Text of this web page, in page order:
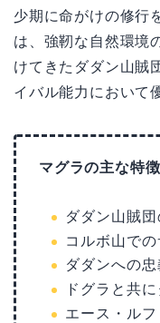
少期に命がけの修行
は、強靭な自然環境
けてきたダダン山賊
イバル能力において
マグラの主な特
ダダン山賊
コルボ山で
ダダンへの
ドグラと共
エース・ル